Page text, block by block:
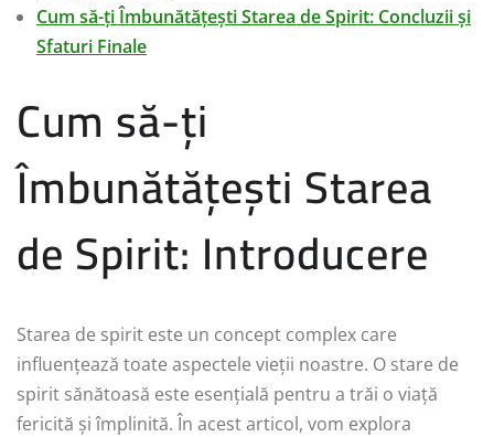
Cum să-ți Îmbunătățești Starea de Spirit: Concluzii și
Sfaturi Finale
Cum să-ți
Îmbunătățești Starea
de Spirit: Introducere
Starea de spirit este un concept complex care
influențează toate aspectele vieții noastre. O stare de
spirit sănătoasă este esențială pentru a trăi o viață
fericită și împlinită. În acest articol, vom explora